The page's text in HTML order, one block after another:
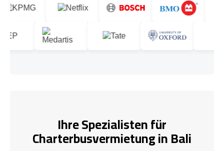
Ihre Spezialisten für
Charterbusvermietung in Bali